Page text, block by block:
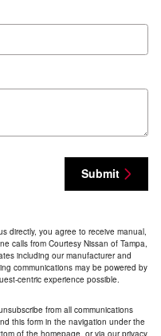
Submit
directly, you agree to receive manual,
calls from Courtesy Nissan of Tampa,
including our manufacturer and
communications may be powered by
centric experience possible.
from all communications
this form in the navigation under the
of the homepage, or via our privacy